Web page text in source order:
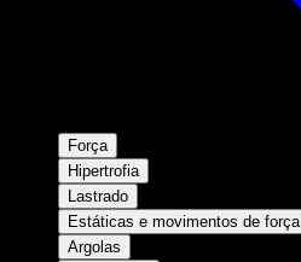
Força
Hipertrofia
Lastrado
Estáticas e movimentos de força
Argolas